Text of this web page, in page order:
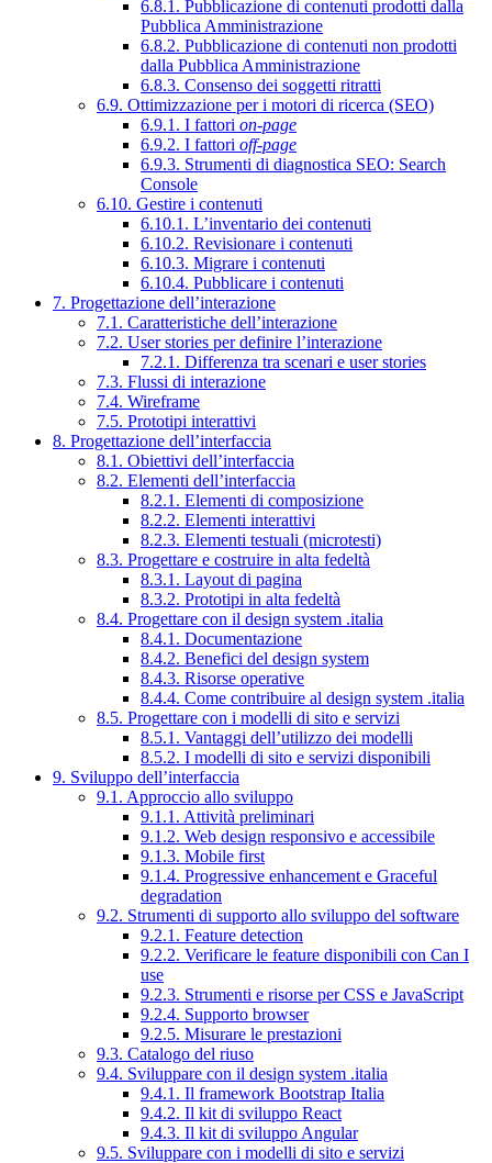
6.8.1. Pubblicazione di contenuti prodotti dalla
Pubblica Amministrazione
6.8.2. Pubblicazione di contenuti non prodotti
dalla Pubblica Amministrazione
6.8.3. Consenso dei soggetti ritratti
6.9. Ottimizzazione per i motori di ricerca (SEO)
6.9.1. I fattori on-page
6.9.2. I fattori off-page
6.9.3. Strumenti di diagnostica SEO: Search
Console
6.10. Gestire i contenuti
6.10.1. L’inventario dei contenuti
6.10.2. Revisionare i contenuti
6.10.3. Migrare i contenuti
6.10.4. Pubblicare i contenuti
7. Progettazione dell’interazione
7.1. Caratteristiche dell’interazione
7.2. User stories per definire l’interazione
7.2.1. Differenza tra scenari e user stories
7.3. Flussi di interazione
7.4. Wireframe
7.5. Prototipi interattivi
8. Progettazione dell’interfaccia
8.1. Obiettivi dell’interfaccia
8.2. Elementi dell’interfaccia
8.2.1. Elementi di composizione
8.2.2. Elementi interattivi
8.2.3. Elementi testuali (microtesti)
8.3. Progettare e costruire in alta fedeltà
8.3.1. Layout di pagina
8.3.2. Prototipi in alta fedeltà
8.4. Progettare con il design system .italia
8.4.1. Documentazione
8.4.2. Benefici del design system
8.4.3. Risorse operative
8.4.4. Come contribuire al design system .italia
8.5. Progettare con i modelli di sito e servizi
8.5.1. Vantaggi dell’utilizzo dei modelli
8.5.2. I modelli di sito e servizi disponibili
9. Sviluppo dell’interfaccia
9.1. Approccio allo sviluppo
9.1.1. Attività preliminari
9.1.2. Web design responsivo e accessibile
9.1.3. Mobile first
9.1.4. Progressive enhancement e Graceful
degradation
9.2. Strumenti di supporto allo sviluppo del software
9.2.1. Feature detection
9.2.2. Verificare le feature disponibili con Can I
use
9.2.3. Strumenti e risorse per CSS e JavaScript
9.2.4. Supporto browser
9.2.5. Misurare le prestazioni
9.3. Catalogo del riuso
9.4. Sviluppare con il design system .italia
9.4.1. Il framework Bootstrap Italia
9.4.2. Il kit di sviluppo React
9.4.3. Il kit di sviluppo Angular
9.5. Sviluppare con i modelli di sito e servizi